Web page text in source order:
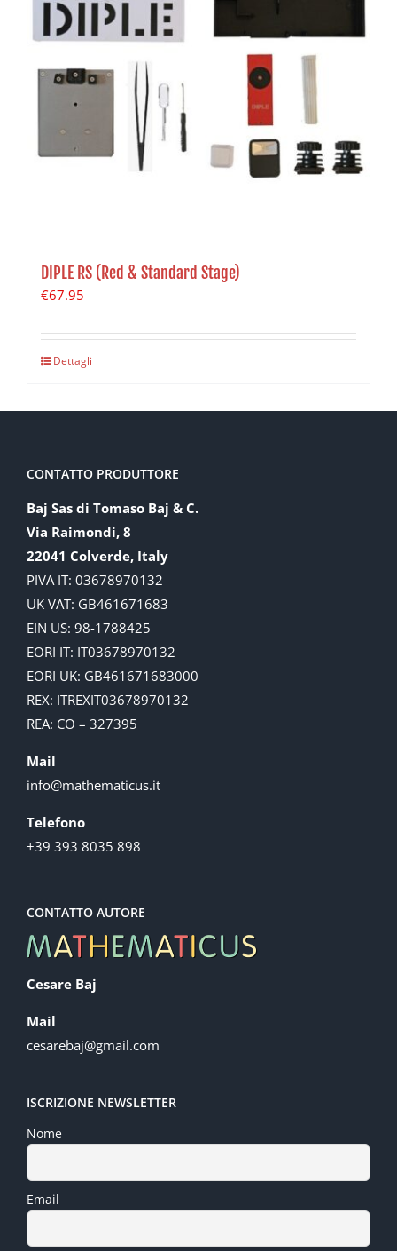
DIPLE RS (Red & Standard Stage)
€67.95
Dettagli
CONTATTO PRODUTTORE
Baj Sas di Tomaso Baj & C.
Via Raimondi, 8
22041 Colverde, Italy
PIVA IT: 03678970132
UK VAT: GB461671683
EIN US: 98-1788425
EORI IT: IT03678970132
EORI UK: GB461671683000
REX: ITREXIT03678970132
REA: CO – 327395
Mail
info@mathematicus.it
Telefono
+39 393 8035 898
CONTATTO AUTORE
Cesare Baj
Mail
cesarebaj@gmail.com
ISCRIZIONE NEWSLETTER
Nome
Email